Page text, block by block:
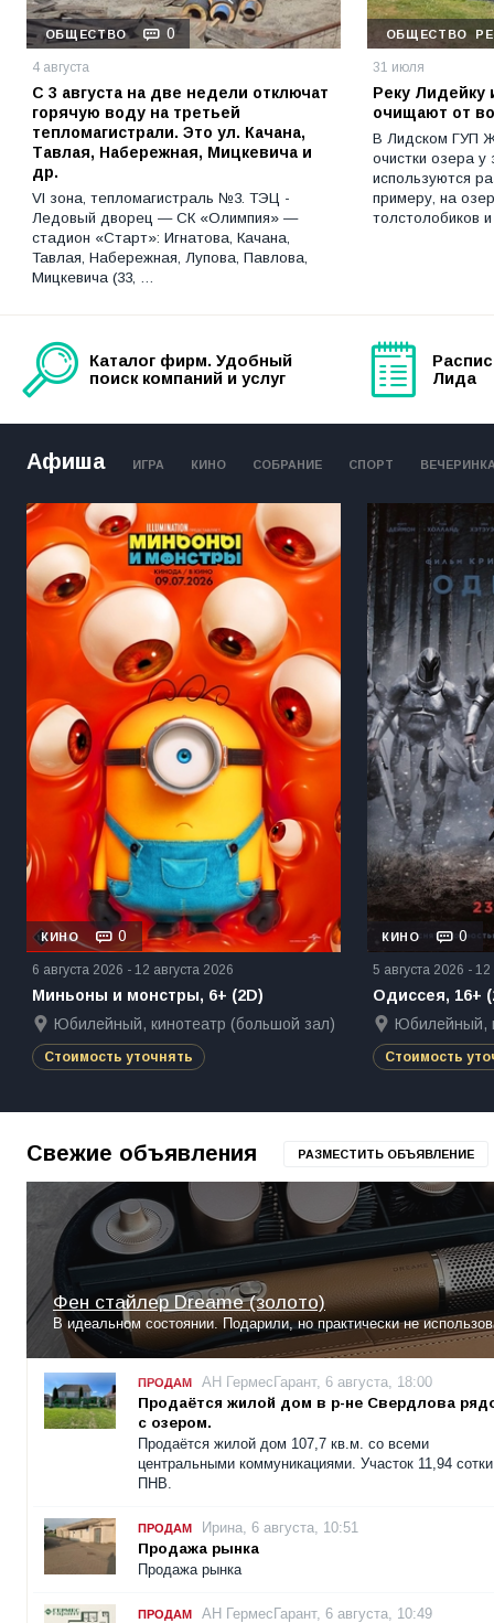
ОБЩЕСТВО 0
4 августа
С 3 августа на две недели отключат
горячую воду на третьей
тепломагистрали. Это ул. Качана,
Тавлая, Набережная, Мицкевича и
др.
VI зона, тепломагистраль №3. ТЭЦ -
Ледовый дворец — СК «Олимпия» —
стадион «Старт»: Игнатова, Качана,
Тавлая, Набережная, Лупова, Павлова,
Мицкевича (33, …
ОБЩЕСТВО
31 июля
Реку Лидейку
очищают от
В Лидском ГУП
очистки озера у
используются
примеру, на
толстолобиков
Каталог фирм. Удобный
поиск компаний и услуг
Лида
Афиша ИГРА КИНО СОБРАНИЕ СПОРТ
КИНО 0
6 августа 2026 - 12 августа 2026
Миньоны и монстры, 6+ (2D)
Юбилейный, кинотеатр (большой зал)
Стоимость уточнять
КИНО 0
5 августа 2026 - 12
Одиссея, 16+
Юбилейный,
Стоимость
Свежие объявления РАЗМЕСТИТЬ ОБЪЯВЛЕНИЕ
Фен стайлер Dreame (золото)
В идеальном состоянии. Подарили, но практически не
ПРОДАМ
АН ГермесГарант, 6 августа, 18:00
Продаётся жилой дом в р-не Свердлова
с озером.
Продаётся жилой дом 107,7 кв.м. со всеми
центральными коммуникациями. Участок 11,94
ПНВ.
ПРОДАМ
Ирина, 6 августа, 10:51
Продажа рынка
Продажа рынка
ПРОДАМ АН ГермесГарант, 6 августа, 10:49